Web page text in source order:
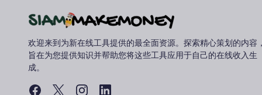
欢迎来到为新在线工具提供的最全面资源。探索精心策划的内容
旨在为您提供知识并帮助您将这些工具应用于自己的在线收入生
成。